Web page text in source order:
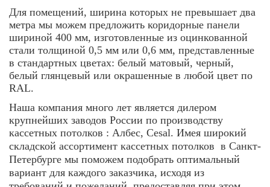
Для помещений, ширина которых не превышает два
метра мы можем предложить коридорные панели
шириной 400 мм, изготовленные из оцинкованной
стали толщиной 0,5 мм или 0,6 мм, представленные
в стандартных цветах: белый матовый, черный,
белый глянцевый или окрашенные в любой цвет по
RAL.
Наша компания много лет является дилером
крупнейших заводов России по производству
кассетных потолков : Албес, Cesal. Имея широкий
складской ассортимент кассетных потолков в Санкт-
Петербурге мы поможем подобрать оптимальный
вариант для каждого заказчика, исходя из